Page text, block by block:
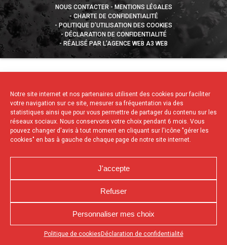
Notre site internet et nos partenaires utilisent des cookies pour faciliter
votre navigation sur ce site, mesurer sa fréquentation via des
statistiques ainsi que pour vous permettre de partager du contenu sur les
réseaux sociaux. Nous conservons votre choix pendant 6 mois. Vous
pouvez changer d'avis à tout moment en cliquant sur l'icône "gérer les
cookies" en bas à gauche de chaque page de notre site internet.
J'accepte
Refuser
Personnaliser mes choix
Politique de cookies Déclaration de confidentialité
Appuyez sur le bouton partager en bas de votre
NOUS CONTACTER
MENTIONS LÉGALES
CHARTE DE CONFIDENTIALITÉ
POLITIQUE D’UTILISATION DES COOKIES
DÉCLARATION DE CONFIDENTIALITÉ
RÉALISÉ PAR L’AGENCE WEB A3 WEB